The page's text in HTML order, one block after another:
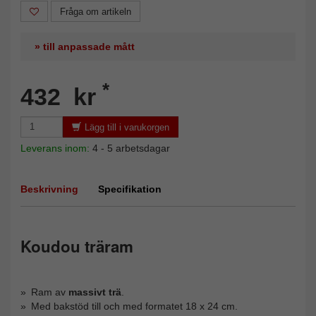
Fråga om artikeln
» till anpassade mått
432 kr *
Lägg till i varukorgen
Leverans inom: 4 - 5 arbetsdagar
Beskrivning Specifikation
Koudou träram
Ram av massivt trä
Med bakstöd till och med formatet 18 x 24 cm.